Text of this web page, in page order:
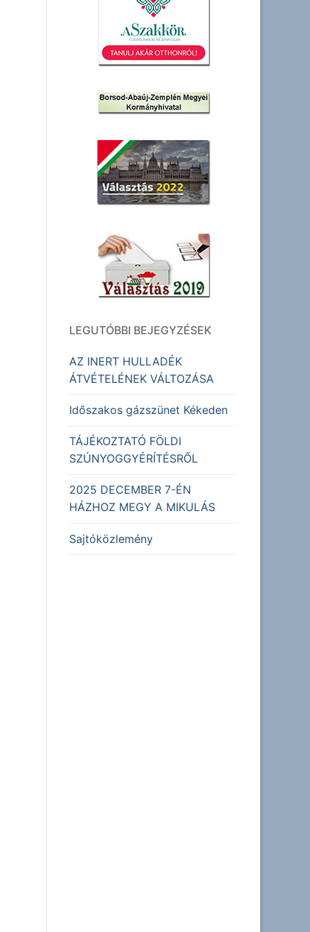
LEGUTÓBBI BEJEGYZÉSEK
AZ INERT HULLADÉK
ÁTVÉTELÉNEK VÁLTOZÁSA
Időszakos gázszünet Kékeden
TÁJÉKOZTATÓ FÖLDI
SZÚNYOGGYÉRÍTÉSRŐL
2025 DECEMBER 7-ÉN
HÁZHOZ MEGY A MIKULÁS
Sajtóközlemény